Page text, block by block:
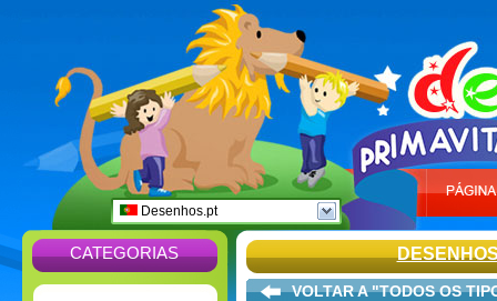
Desenhos.pt
CATEGORIAS
VOLTAR A "TODOS OS